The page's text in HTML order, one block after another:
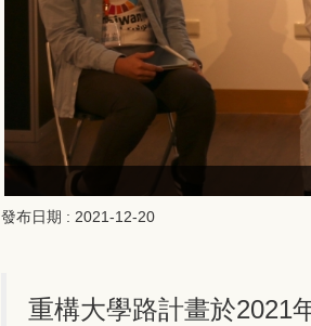
發布日期 : 2021-12-20
重構大學路計畫於2021